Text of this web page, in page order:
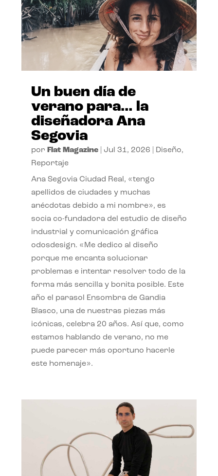
Un buen día de
verano para… la
diseñadora Ana
Segovia
por Flat Magazine| Jul 31, 2026 Diseño,
Reportaje
Ana Segovia Ciudad Real, «tengo
apellidos de ciudades y muchas
anécdotas debido a mi nombre», es
socia co-fundadora del estudio de diseño
industrial y comunicación gráfica
odosdesign. «Me dedico al diseño
porque me encanta solucionar
problemas e intentar resolver todo de la
forma más sencilla y bonita posible. Este
año el parasol Ensombra de Gandia
Blasco, una de nuestras piezas más
icónicas, celebra 20 años. Así que, como
estamos hablando de verano, no me
puede parecer más oportuno hacerle
este homenaje».